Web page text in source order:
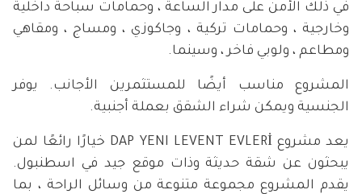
في ذلك الأمن على مدار الساعة ، وحمامات سباحة داخلية
وخارجية ، وحمامات تركية ، وجاكوزي ، ومساج ، ومقاهي
ومطاعم ، ولوبي فاخر ، وسينما.
المشروع مناسب أيضًا للمستثمرين الأجانب. يوفر
الجنسية ويمكن شراء الشقق بعملة أجنبية.
يعد مشروع DAP YENI LEVENT EVLERİ خيارًا رائعًا لمن
يبحثون عن شقة حديثة وذات موقع جيد في اسطنبول.
يقدم المشروع مجموعة متنوعة من وسائل الراحة ، بما